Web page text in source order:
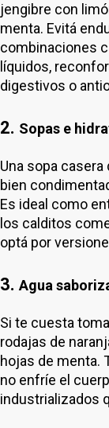
jengibre con
menta. Evitá
combinaciones
líquidos,
digestivos o
2. Sopas e
Una sopa
bien
Es ideal como
los calditos
optá por
3.Agua
Si te cuesta
rodajas de
hojas de menta.
no enfríe el
industrializados